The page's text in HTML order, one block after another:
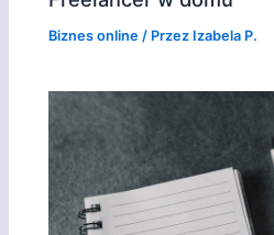
Biznes online / Przez Izabela P.